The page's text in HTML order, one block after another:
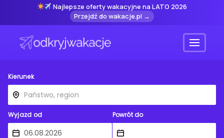
Najlepsze oferty wakacyjne na LATO 2026
Przejdź do wakacje.pl →
Menu
Kierunek
Wyjazd od Powrót do